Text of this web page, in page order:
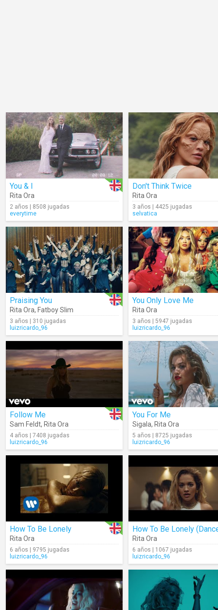
You & I
Rita Ora
2 años | 8508 jugadas
everytime
Don't Think Twice
Rita Ora
3 años | 4425 jugadas
selvatica
Praising You
Rita Ora, Fatboy Slim
3 años | 310 jugadas
luizricardo_96
You Only Love Me
Rita Ora
3 años | 5947 jugadas
luizricardo_96
Follow Me
Sam Feldt, Rita Ora
4 años | 7408 jugadas
luizricardo_96
You For Me
Sigala, Rita Ora
5 años | 8725 jugadas
luizricardo_96
How To Be Lonely
Rita Ora
6 años | 9795 jugadas
luizricardo_96
Rita Ora
6 años | 1067 jugadas
luizricardo_96